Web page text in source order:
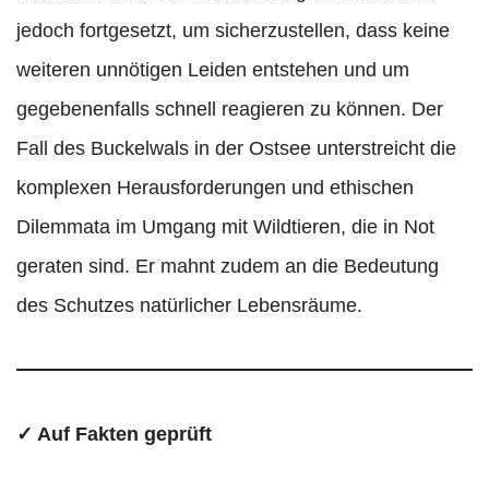
jedoch fortgesetzt, um sicherzustellen, dass keine
weiteren unnötigen Leiden entstehen und um
gegebenenfalls schnell reagieren zu können. Der
Fall des Buckelwals in der Ostsee unterstreicht die
komplexen Herausforderungen und ethischen
Dilemmata im Umgang mit Wildtieren, die in Not
geraten sind. Er mahnt zudem an die Bedeutung
des Schutzes natürlicher Lebensräume.
✓ Auf Fakten geprüft